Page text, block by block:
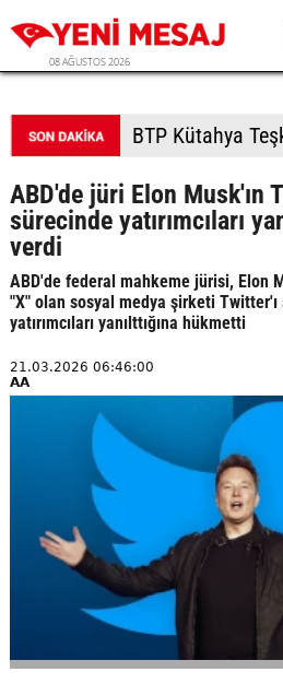
08 AĞUSTOS 2026
ABD'de jüri Elon Musk'ın
sürecinde yatırımcıları
verdi
ABD'de federal mahkeme jürisi, Elon
"X" olan sosyal medya şirketi Twitter'ı
yatırımcıları yanılttığına hükmetti
21.03.2026 06:46:00
AA